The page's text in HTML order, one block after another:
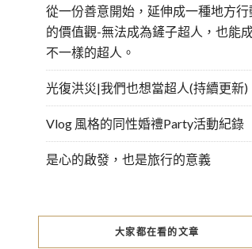
從一份善意開始，延伸成一種地方行
的價值觀-無法成為鏟子超人，也能
不一樣的超人。
光復洪災|我們也想當超人(持續更新)
Vlog 風格的同性婚禮Party活動紀錄
是心的啟發，也是旅行的意義
大家都在看的文章